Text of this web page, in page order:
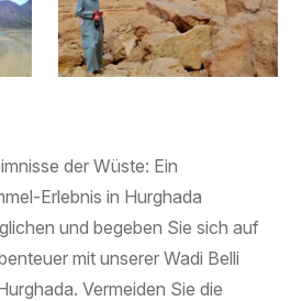
der Wüste: Ein
Erlebnis in Hurghada
und begeben Sie sich auf
mit unserer Wadi Belli
Vermeiden Sie die